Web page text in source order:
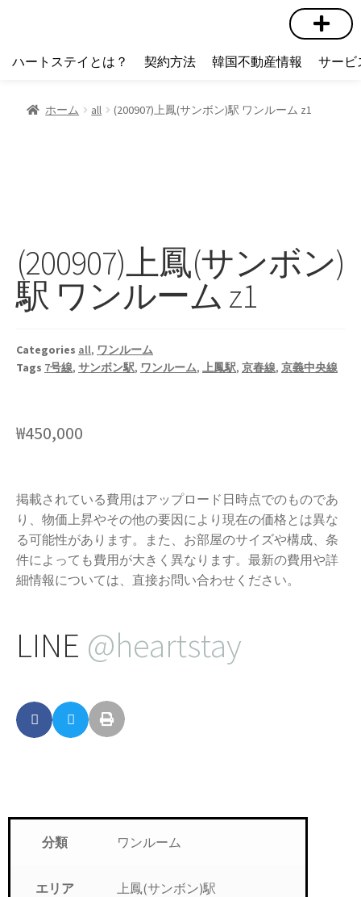
ハートステイとは？ 契約方法 韓国不動産情報 サービ
ホーム all (200907)上鳳(サンボン)駅 ワンルーム z1
(200907)上鳳(サンボン)
駅 ワンルーム z1
Categories all, ワンルーム
Tags 7号線, サンボン駅, ワンルーム, 上鳳駅, 京春線, 京義中央線
₩450,000
掲載されている費用はアップロード日時点でのものであ
り、物価上昇やその他の要因により現在の価格とは異な
る可能性があります。また、お部屋のサイズや構成、条
件によっても費用が大きく異なります。最新の費用や詳
細情報については、直接お問い合わせください。
LINE @heartstay
分類 ワンルーム
エリア 上鳳(サンボン)駅